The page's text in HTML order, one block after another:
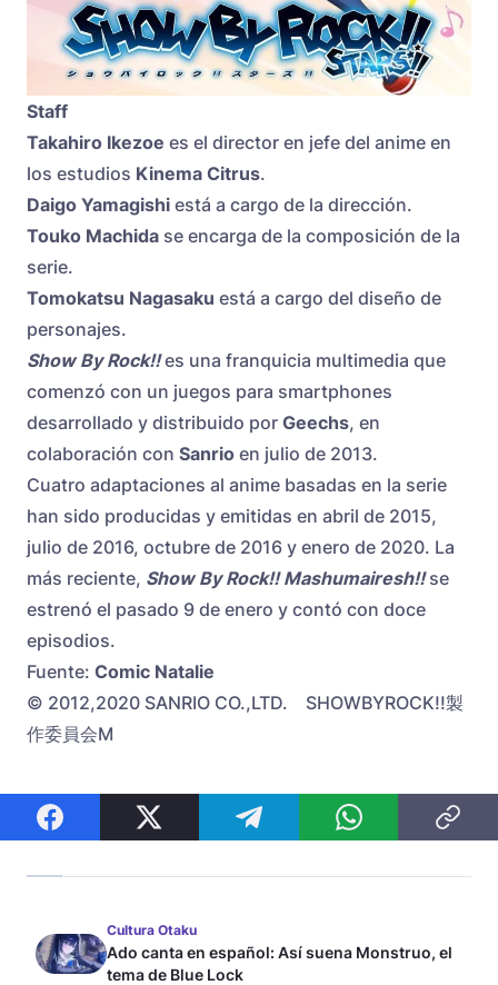
Staff
Takahiro Ikezoe es el director en jefe del anime en
los estudios Kinema Citrus.
Daigo Yamagishi está a cargo de la dirección.
Touko Machida se encarga de la composición de la
serie.
Tomokatsu Nagasaku está a cargo del diseño de
personajes.
Show By Rock!!es una franquicia multimedia que
comenzó con un juegos para smartphones
desarrollado y distribuido por Geechs, en
colaboración con Sanrio en julio de 2013.
Cuatro adaptaciones al anime basadas en la serie
han sido producidas y emitidas en abril de 2015,
julio de 2016, octubre de 2016 y enero de 2020. La
más reciente, Show By Rock!! Mashumairesh!!se
estrenó el pasado 9 de enero y contó con doce
episodios.
Fuente: Comic Natalie
© 2012,2020 SANRIO CO.,LTD. SHOWBYROCK!!製
作委員会M
Cultura Otaku
Ado canta en español: Así suena Monstruo, el
tema de Blue Lock